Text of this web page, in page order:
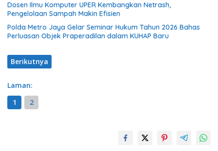
Dosen Ilmu Komputer UPER Kembangkan Netrash,
Pengelolaan Sampah Makin Efisien
Polda Metro Jaya Gelar Seminar Hukum Tahun 2026 Bahas
Perluasan Objek Praperadilan dalam KUHAP Baru
Berikutnya
Laman:
1
2